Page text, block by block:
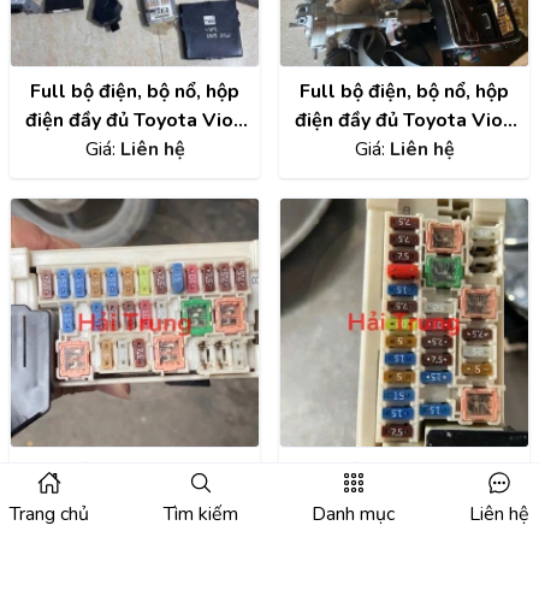
Full bộ điện, bộ nổ, hộp
điện đầy đủ Toyota Vios
2019 MT Tháo Xe
Giá: Liên hệ
Full bộ điện, bộ nổ, hộp
điện đầy đủ Toyota Vios
2020-2022 Tháo Xe
Giá: Liên hệ
Hộp cầu trì Toyota Vios
Giá:
Liên hệ
Hộp cầu trì Toyota Vios
2015 Tháo xe
Giá:Liên hệ
Trang chủ Tìm kiếm Danh mục Liên hệ